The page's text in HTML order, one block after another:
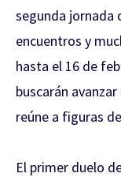
segunda jornada
encuentros y
hasta el 16 de
buscarán
reúne a figuras
El primer duelo